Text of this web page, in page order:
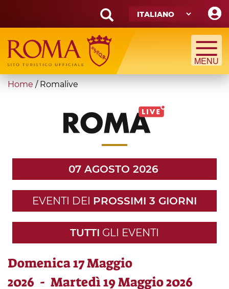
main
content
Search
form
Cerca
You
Home / Romalive
07 AGOSTO 2026
EVENTI DEI PROSSIMI 3 GIORNI
TUTTI GLI EVENTI
Domenica 17 Maggio
2026 - Martedì 19 Maggio 2026